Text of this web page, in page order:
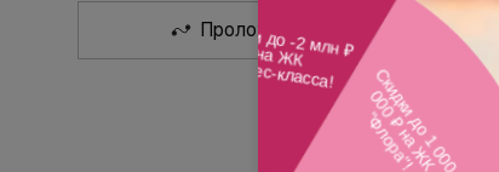
Проложить маршрут